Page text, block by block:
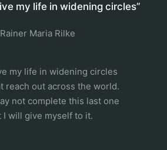
my life in widening circles”
Maria Rilke
my life in widening circles
reach out across the world.
not complete this last one
I will give myself to it.